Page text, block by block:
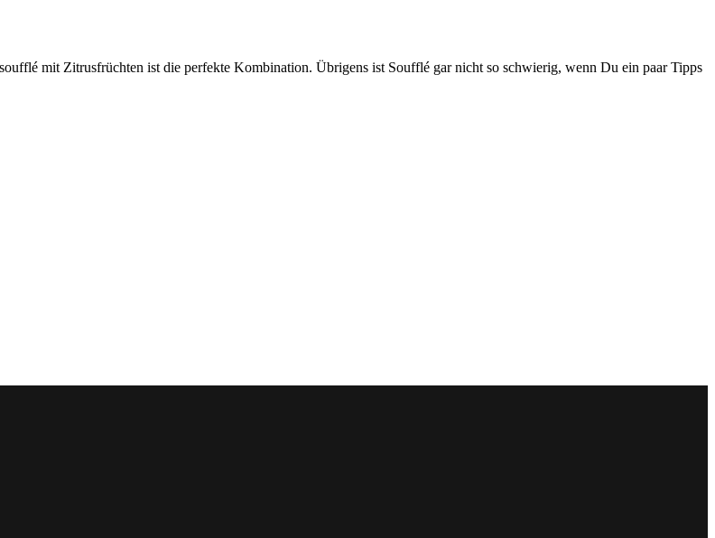
mit Zitrus­früch­ten ist die per­fek­te Kom­bi­na­ti­on. Übri­gens ist Souf­flé gar nicht so schwie­rig, wenn Du ein paar Tipps